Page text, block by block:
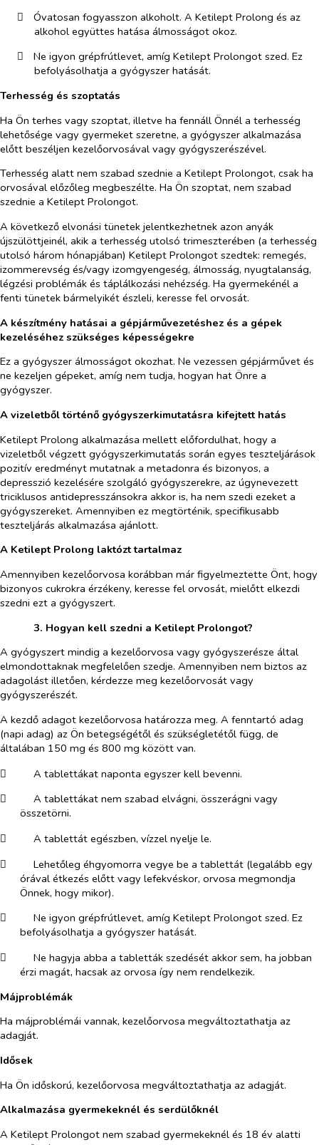
​
Óvatosan fogyasszon alkoholt. A Ketilept Prolong és az
alkohol együttes hatása álmosságot okoz.
​
Ne igyon grépfrútlevet, amíg Ketilept Prolongot szed. Ez
befolyásolhatja a gyógyszer hatását.
Terhesség és szoptatás
Ha Ön terhes vagy szoptat, illetve ha fennáll Önnél a terhesség
lehetősége vagy gyermeket szeretne, a gyógyszer alkalmazása
előtt beszéljen kezelőorvosával vagy gyógyszerészével.
Terhesség alatt nem szabad szednie a Ketilept Prolongot, csak ha
orvosával előzőleg megbeszélte. Ha Ön szoptat, nem szabad
szednie a Ketilept Prolongot.
A következő elvonási tünetek jelentkezhetnek azon anyák
újszülöttjeinél, akik a terhesség utolsó trimeszterében (a terhesség
utolsó három hónapjában) Ketilept Prolongot szedtek: remegés,
izommerevség és/vagy izomgyengeség, álmosság, nyugtalanság,
légzési problémák és táplálkozási nehézség. Ha gyermekénél a
fenti tünetek bármelyikét észleli, keresse fel orvosát.
A készítmény hatásai a gépjárművezetéshez és a gépek
kezeléséhez szükséges képességekre
Ez a gyógyszer álmosságot okozhat. Ne vezessen gépjárművet és
ne kezeljen gépeket, amíg nem tudja, hogyan hat Önre a
gyógyszer.
A vizeletből történő gyógyszerkimutatásra kifejtett hatás
Ketilept Prolong alkalmazása mellett előfordulhat, hogy a
vizeletből végzett gyógyszerkimutatás során egyes teszteljárások
pozitív eredményt mutatnak a metadonra és bizonyos, a
depresszió kezelésére szolgáló gyógyszerekre, az úgynevezett
triciklusos antidepresszánsokra akkor is, ha nem szedi ezeket a
gyógyszereket. Amennyiben ez megtörténik, specifikusabb
teszteljárás alkalmazása ajánlott.
A Ketilept Prolong laktózt tartalmaz
Amennyiben kezelőorvosa korábban már figyelmeztette Önt, hogy
bizonyos cukrokra érzékeny, keresse fel orvosát, mielőtt elkezdi
szedni ezt a gyógyszert.
3. Hogyan kell szedni a Ketilept Prolongot?
A gyógyszert mindig a kezelőorvosa vagy gyógyszerésze által
elmondottaknak megfelelően szedje. Amennyiben nem biztos az
adagolást illetően, kérdezze meg kezelőorvosát vagy
gyógyszerészét.
A kezdő adagot kezelőorvosa határozza meg. A fenntartó adag
(napi adag) az Ön betegségétől és szükségletétől függ, de
általában 150 mg és 800 mg között van.
​
A tablettákat naponta egyszer kell bevenni.
​
A tablettákat nem szabad elvágni, összerágni vagy
összetörni.
​
A tablettát egészben, vízzel nyelje le.
​
Lehetőleg éhgyomorra vegye be a tablettát (legalább egy
órával étkezés előtt vagy lefekvéskor, orvosa megmondja
Önnek, hogy mikor).
​
Ne igyon grépfrútlevet, amíg Ketilept Prolongot szed. Ez
befolyásolhatja a gyógyszer hatását.
​
Ne hagyja abba a tabletták szedését akkor sem, ha jobban
érzi magát, hacsak az orvosa így nem rendelkezik.
Májproblémák
Ha májproblémái vannak, kezelőorvosa megváltoztathatja az
adagját.
Idősek
Ha Ön időskorú, kezelőorvosa megváltoztathatja az adagját.
Alkalmazása gyermekeknél és serdülőknél
A Ketilept Prolongot nem szabad gyermekeknél és 18 év alatti